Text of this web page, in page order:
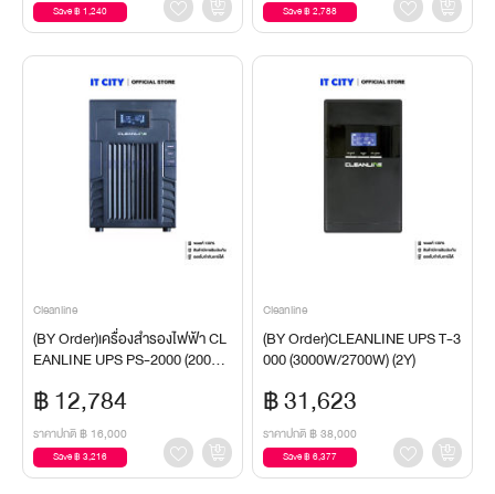
Save ฿ 1,240 Save ฿ 2,788
Cleanline
(BY Order)เครื่องสำรองไฟฟ้า CL
EANLINE UPS PS-2000 (2000V
฿ 12,784
ราคาปกติ ฿ 16,000
Save ฿ 3,216
Cleanline
(BY Order)CLEANLINE UPS T-3
000 (3000W/2700W) (2Y)
฿ 31,623
ราคาปกติ ฿ 38,000
Save ฿ 6,377